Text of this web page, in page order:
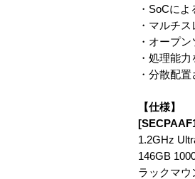
・SoCに
・マルチ
・オープ
・処理能
・分散配
【仕様】
1.2GHz
146GB
ラックマウ